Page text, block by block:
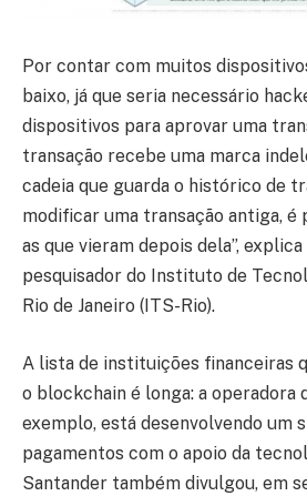
Por contar com muitos
baixo, já que seria necessário
dispositivos para aprovar uma
transação recebe uma marca
cadeia que guarda o histórico de
modificar uma transação antiga, é
as que vieram depois dela”,
pesquisador do Instituto de
Rio de Janeiro (ITS-Rio).
A lista de instituições financeiras
o blockchain é longa: a operadora
exemplo, está desenvolvendo um
pagamentos com o apoio da
Santander também divulgou, em